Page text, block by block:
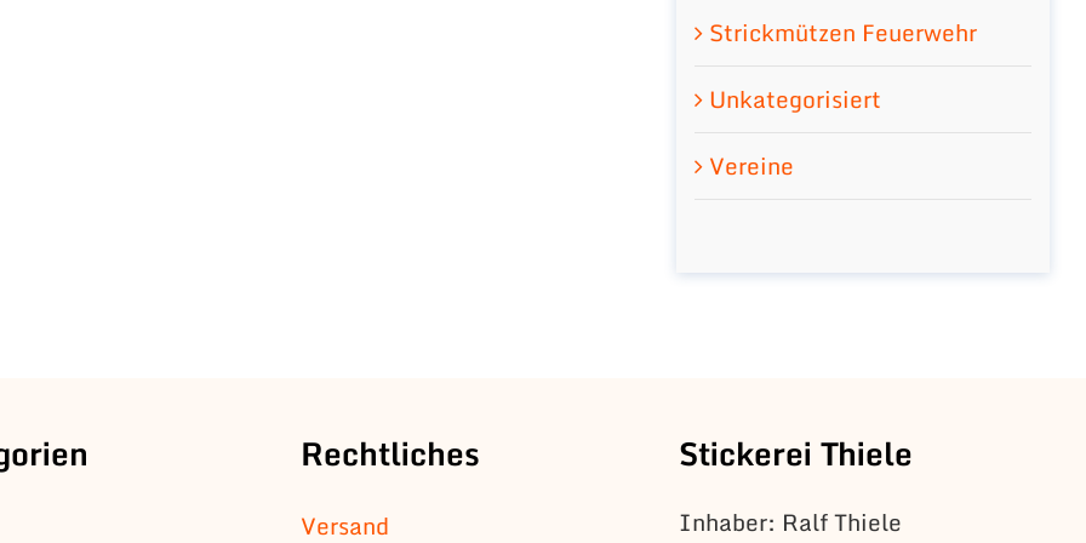
Strickmützen Feuerwehr
Unkategorisiert
Vereine
Rechtliches
Versand
Stickerei Thiele
Inhaber: Ralf Thiele